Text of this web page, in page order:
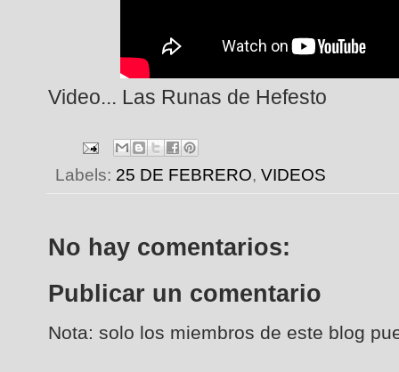
Video... Las Runas de Hefesto
Labels: 25 DE FEBRERO, VIDEOS
No hay comentarios:
Publicar un comentario
Nota: solo los miembros de este blog